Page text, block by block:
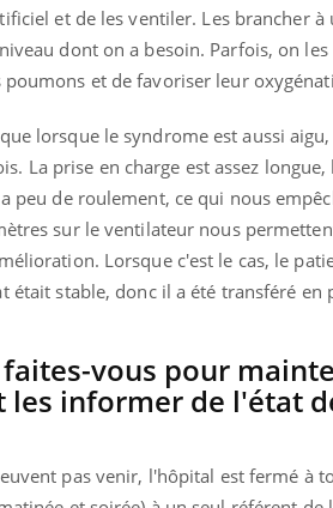
et de les ventiler. Les brancher
dont on a besoin. Parfois, on
poumons et de favoriser leur
lorsque le syndrome est aussi
La prise en charge est assez
peu de roulement, ce qui nous
sur le ventilateur nous
Lorsque c'est le cas, le
était stable, donc il a été transféré
vous pour
les informer de l'état
pas venir, l'hôpital est fermé à